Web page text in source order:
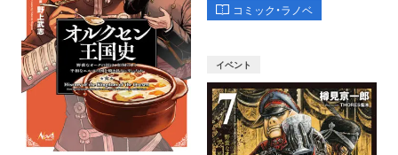
コミック・ラノベ
イベント